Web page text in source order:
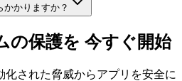
かりますか？
の保護を 今すぐ開始
された脅威からアプリを安全に